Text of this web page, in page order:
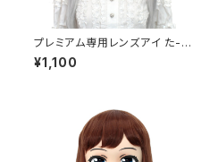
プレミアム専用レンズアイ た-ブ
ラウン Premium Lens Eye T
A-Brown
¥1,100